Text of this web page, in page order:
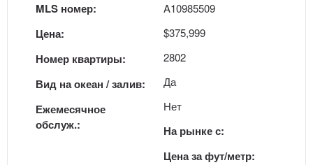
MLS номер:
Цена:
Номер квартиры:
Вид на океан / залив:
Ежемесячное
обслуж.:
A10985509
$375,999
2802
Да
Нет
На рынке с:
Цена за фут/метр: